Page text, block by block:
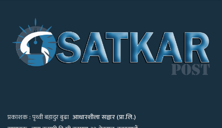
प्रकाशक : पृथ्वी बहादुर बुढा आधारशीला सञ्चार (प्रा.लि.)